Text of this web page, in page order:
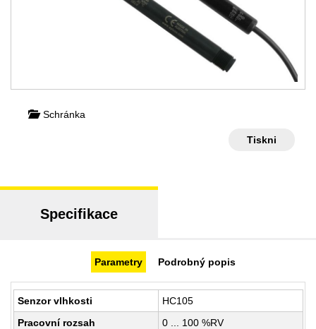
Schránka
Tiskni
Specifikace
Parametry Podrobný popis
Senzor vlhkosti
HC105
Pracovní rozsah
0 ... 100 %RV